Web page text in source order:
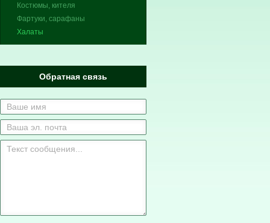
Костюмы, кителя
Фартуки, сарафаны
Халаты
Обратная связь